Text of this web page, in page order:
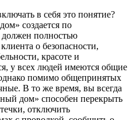
в себя это понятие?
создается по
полностью
о безопасности,
красоте и
у всех людей имеются общие
помимо общепринятых
В то же время, вы всегда
дом» способен перекрыть
отключить